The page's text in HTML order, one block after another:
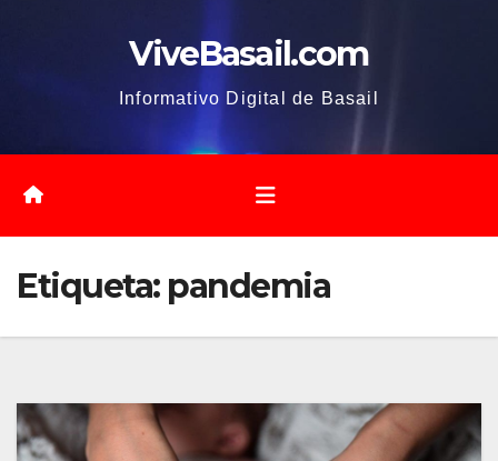
ViveBasail.com
Informativo Digital de Basail
Etiqueta: pandemia